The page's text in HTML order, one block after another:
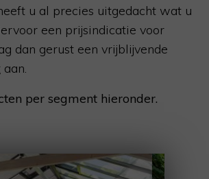
u al precies uitgedacht wat u
een prijsindicatie voor
dan gerust een vrijblijvende
aan.
per segment hieronder.